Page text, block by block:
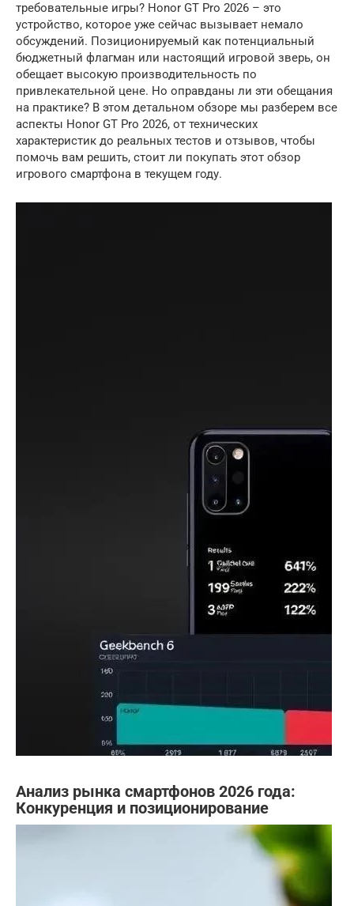
требовательные игры? Honor GT Pro 2026 – это
устройство, которое уже сейчас вызывает немало
обсуждений. Позиционируемый как потенциальный
бюджетный флагман или настоящий игровой зверь, он
обещает высокую производительность по
привлекательной цене. Но оправданы ли эти обещания
на практике? В этом детальном обзоре мы разберем все
аспекты Honor GT Pro 2026, от технических
характеристик до реальных тестов и отзывов, чтобы
помочь вам решить, стоит ли покупать этот обзор
игрового смартфона в текущем году.
Анализ рынка смартфонов 2026 года:
Конкуренция и позиционирование